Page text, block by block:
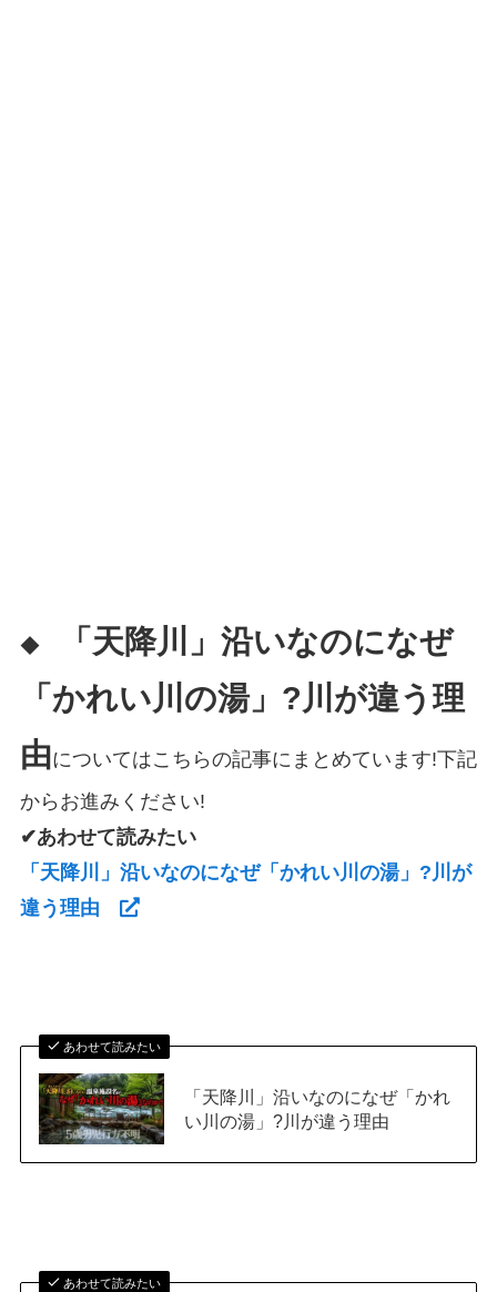
◆
「天降川」沿いなのになぜ
「かれい川の湯」?川が違う理
由についてはこちらの記事にまとめています!下記
からお進みください!
✔あわせて読みたい
「天降川」沿いなのになぜ「かれい川の湯」?川が
違う理由
あわせて読みたい
「天降川」沿いなのになぜ「かれ
い川の湯」?川が違う理由
あわせて読みたい